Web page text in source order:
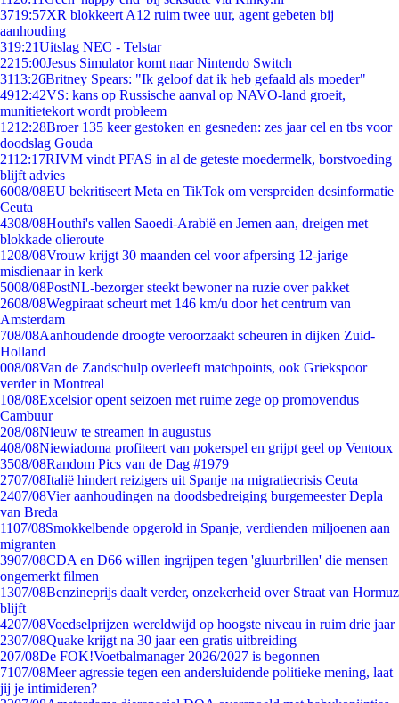
3719:57XR blokkeert A12 ruim twee uur, agent gebeten bij
aanhouding
319:21Uitslag NEC - Telstar
2215:00Jesus Simulator komt naar Nintendo Switch
3113:26Britney Spears: "Ik geloof dat ik heb gefaald als moeder"
4912:42VS: kans op Russische aanval op NAVO-land groeit,
munitietekort wordt probleem
1212:28Broer 135 keer gestoken en gesneden: zes jaar cel en tbs voor
doodslag Gouda
2112:17RIVM vindt PFAS in al de geteste moedermelk, borstvoeding
blijft advies
6008/08EU bekritiseert Meta en TikTok om verspreiden desinformatie
Ceuta
4308/08Houthi's vallen Saoedi-Arabië en Jemen aan, dreigen met
blokkade olieroute
1208/08Vrouw krijgt 30 maanden cel voor afpersing 12-jarige
misdienaar in kerk
5008/08PostNL-bezorger steekt bewoner na ruzie over pakket
2608/08Wegpiraat scheurt met 146 km/u door het centrum van
Amsterdam
708/08Aanhoudende droogte veroorzaakt scheuren in dijken Zuid-
Holland
008/08Van de Zandschulp overleeft matchpoints, ook Griekspoor
verder in Montreal
108/08Excelsior opent seizoen met ruime zege op promovendus
Cambuur
208/08Nieuw te streamen in augustus
408/08Niewiadoma profiteert van pokerspel en grijpt geel op Ventoux
3508/08Random Pics van de Dag #1979
2707/08Italië hindert reizigers uit Spanje na migratiecrisis Ceuta
2407/08Vier aanhoudingen na doodsbedreiging burgemeester Depla
van Breda
1107/08Smokkelbende opgerold in Spanje, verdienden miljoenen aan
migranten
3907/08CDA en D66 willen ingrijpen tegen 'gluurbrillen' die mensen
ongemerkt filmen
1307/08Benzineprijs daalt verder, onzekerheid over Straat van Hormuz
blijft
4207/08Voedselprijzen wereldwijd op hoogste niveau in ruim drie jaar
2307/08Quake krijgt na 30 jaar een gratis uitbreiding
207/08De FOK!Voetbalmanager 2026/2027 is begonnen
7107/08Meer agressie tegen een andersluidende politieke mening, laat
jij je intimideren?